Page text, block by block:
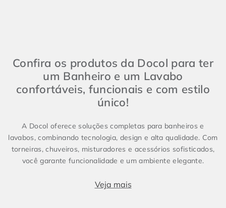
Confira os produtos da Docol para ter
um Banheiro e um Lavabo
confortáveis, funcionais e com estilo
único!
A Docol oferece soluções completas para banheiros e
lavabos, combinando tecnologia, design e alta qualidade. Com
torneiras, chuveiros, misturadores e acessórios sofisticados,
você garante funcionalidade e um ambiente elegante.
Produtos essenciais para Banheiro e Lavabo
Veja mais